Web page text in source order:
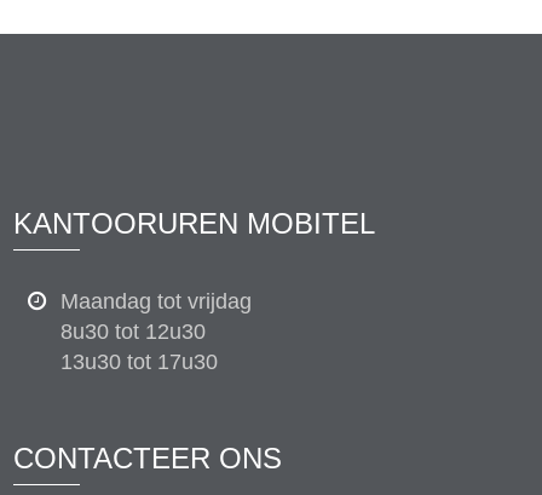
KANTOORUREN MOBITEL
Maandag tot vrijdag
8u30 tot 12u30
13u30 tot 17u30
CONTACTEER ONS